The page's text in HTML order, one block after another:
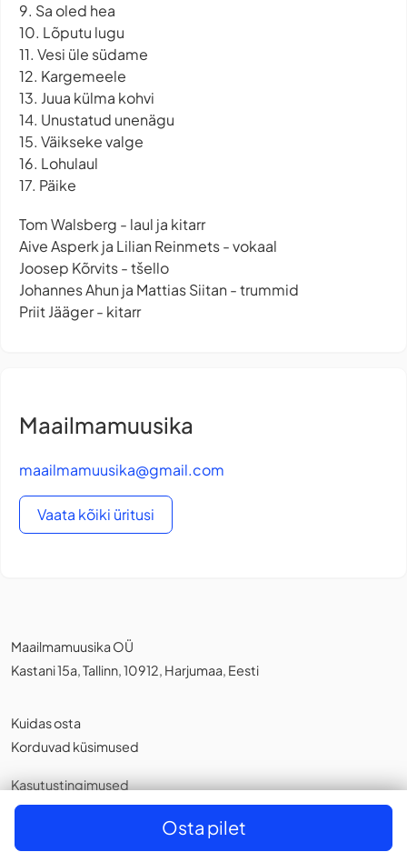
Osta pilet
9. Sa oled hea
10. Lõputu lugu
11. Vesi üle südame
12. Kargemeele
13. Juua külma kohvi
14. Unustatud unenägu
15. Väikseke valge
16. Lohulaul
17. Päike
Tom Walsberg - laul ja kitarr
Aive Asperk ja Lilian Reinmets - vokaal
Joosep Kõrvits - tšello
Johannes Ahun ja Mattias Siitan - trummid
Priit Jääger - kitarr
Maailmamuusika
maailmamuusika@gmail.com
Vaata kõiki üritusi
Maailmamuusika OÜ
Kastani 15a, Tallinn, 10912, Harjumaa, Eesti
Kuidas osta
Korduvad küsimused
Kasutustingimused
Privaatsuspoliitika,Küpsistest